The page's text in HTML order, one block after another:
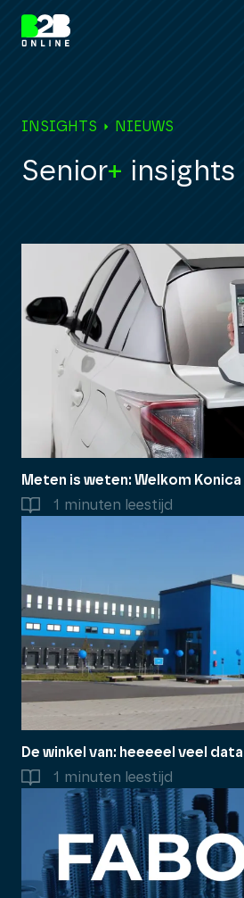
INSIGHTS NIEUWS
Senior+ insights
1 minuten leestijd
De winkel van: heeeeel veel
1 minuten leestijd